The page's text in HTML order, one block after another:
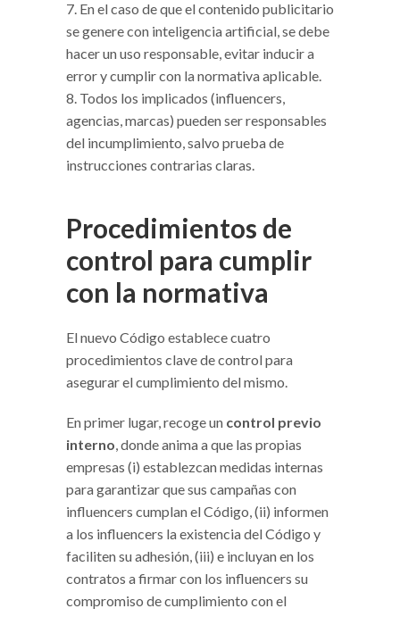
En el caso de que el contenido publicitario
se genere con inteligencia artificial, se debe
hacer un uso responsable, evitar inducir a
error y cumplir con la normativa aplicable.
Todos los implicados (influencers,
agencias, marcas) pueden ser responsables
del incumplimiento, salvo prueba de
instrucciones contrarias claras.
Procedimientos de
control para cumplir
con la normativa
El nuevo Código establece cuatro
procedimientos clave de control para
asegurar el cumplimiento del mismo.
En primer lugar, recoge un control previo
interno, donde anima a que las propias
empresas (i) establezcan medidas internas
para garantizar que sus campañas con
influencers cumplan el Código, (ii) informen
a los influencers la existencia del Código y
faciliten su adhesión, (iii) e incluyan en los
contratos a firmar con los influencers su
compromiso de cumplimiento con el